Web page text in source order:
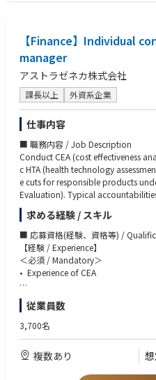
• Be Partner with sales &
d ensure excellent execution of
marketing excellence standards.
・ Comply with the compliance/
Group; ensure people are
n.
Individuals in this role interpret
s, and
business practices;
・ Encourage participation to scientific congresses, market/business intel
ligence,
networking in the field, in
s
community and Key Opinion
・ Define the associated strategy /
lines;
・ Deliver intensive cross-functional collaboration in order to align the di
fferent
players internal or external
・ Coordinate and facilitate the multi-functional activities around the tec
hnology
e a
successful execution of the project;
・ Analyze and develop business cases in collaboration with Finance to
assess
return on investment;
・ Turn investments into Growth:
・ Ability to understand, analyze
fic
・ Ability to work with multi-
・ Ability to use financial data;
・ Ability of strategic thinking and
・ Ability of excellent
・ Self-motivation, problem
leader.
【Finance】Individual
manager
アストラゼネカ株式会社
課長以上 外資系企業
仕事内容
■ 職務内容 / Job Description
Conduct CEA (cost effectiveness
c HTA (health technology
e cuts for responsible products
Evaluation). Typical
• Accomplish CEA according to the
ults in collaboration with internal
a plan, collect necessary
multiple analyses, and develop
• Prepare required materials and
CEE process.
• Make a suggestion to Pricing &
and leverage them for our activities
求める経験 / スキル
■ 応募資格(経験、資格等) /
【経験 / Experience】
＜必須 / Mandatory＞
• Experience of CEA
＜歓迎 / Nice to have＞
• Experience of CEE negotiation with
• Experience of working in a multi-
【資格 / License】
＜必須 / Mandatory＞
• Bachelor degree in relevant field
従業員数
3,700名
複数あり